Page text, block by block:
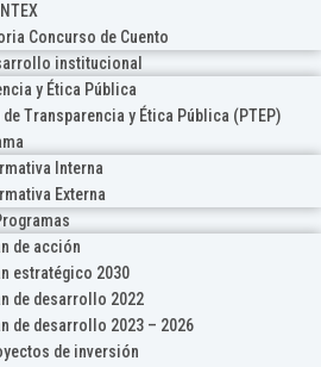
Concurso de Cuento
institucional
y Ética Pública
Transparencia y Ética Pública (PTEP)
Interna
Externa
de acción
estratégico 2030
de desarrollo 2022
de desarrollo 2023 – 2026
de inversión